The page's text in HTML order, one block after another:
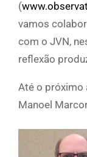
(
vamos
com o JVN,
reflexão
Até o próximo
Manoel